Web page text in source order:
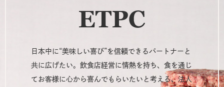
日本中に“美味しい喜び”を信頼できるパートナーと
共に広げたい。飲食店経営に情熱を持ち、食を通じ
てお客様に心から喜んでもらいたいと考える、法人